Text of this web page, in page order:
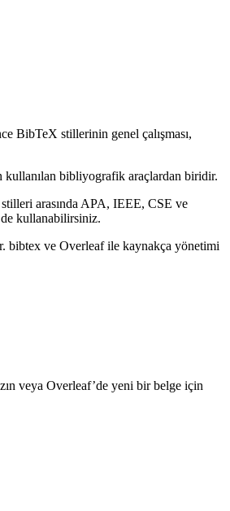
BibTeX stillerinin genel çalışması,
kullanılan bibliyografik araçlardan biridir.
arasında APA, IEEE, CSE ve
de kullanabilirsiniz.
bibtex ve Overleaf ile kaynakça yönetimi
veya Overleaf’de yeni bir belge için